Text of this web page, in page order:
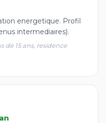
energetique. Profil
intermediaires).
de 15 ans, residence